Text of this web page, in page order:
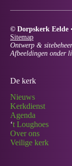
© Dorpskerk Eelde •
Sitemap
Ontwerp &
Afbeeldingen onder
De kerk
Nieuws
Kerkdienst
Agenda
‘t Loughoes
Over ons
Veilige kerk